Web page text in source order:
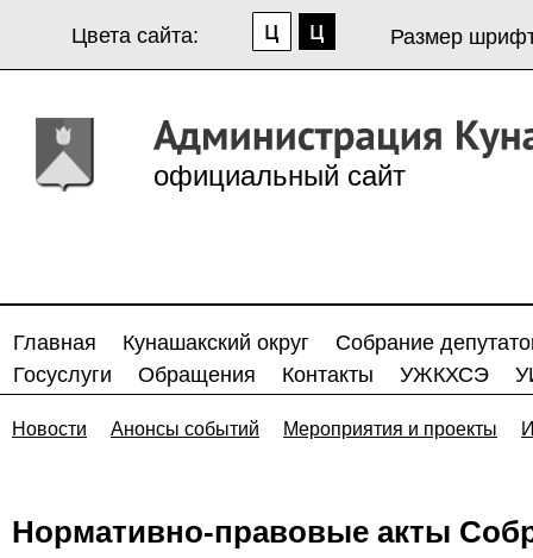
Цвета сайта: Размер
официальный сайт
Главная Кунашакский округ
Собрание
Госуслуги
Обращения Контакты УЖКХСЭ
Новости Анонсы событий Мероприятия и проекты
Нормативно-правовые акты